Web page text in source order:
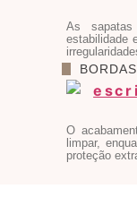
As
estabilidade
O
limpar,
proteção